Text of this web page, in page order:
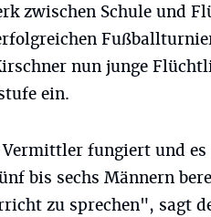
zwischen Schule und
nun junge
ein.
fungiert und es
bis sechs Männern
zu sprechen", sagt